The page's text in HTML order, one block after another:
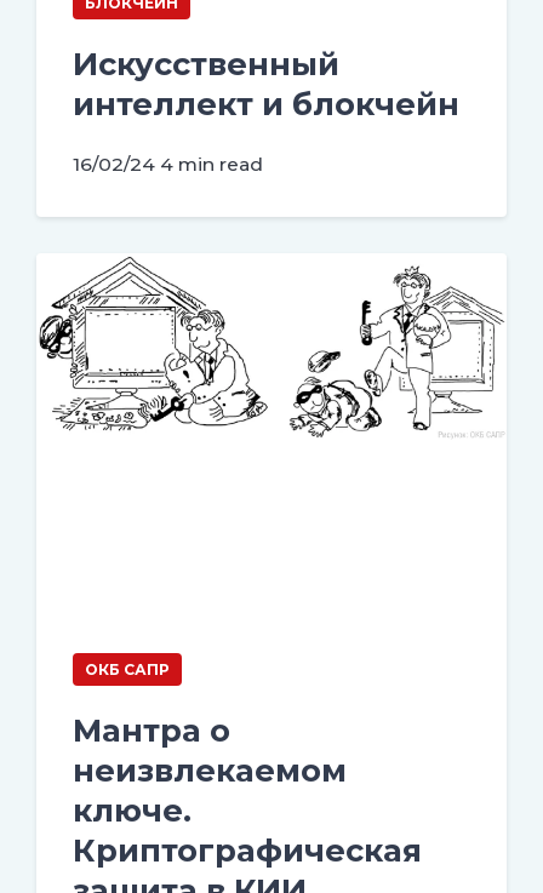
Искусственный
интеллект и блокчейн
16/02/24 4 min read
ОКБ САПР
Мантра о
неизвлекаемом
ключе.
Криптографическая